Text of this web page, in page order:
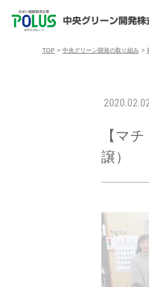
ポラスの分譲住
千葉県のポラスの分譲
今週の現地見学会
特集から探す
ご入居までの流れ
中央グリーン開
事例紹介
暮らしステキセミナー＆
暮らし情報マガジン「スマ
ハートフルご紹介制
アクセス
受賞実績
キャリア採用
TOP > 中央グリーン開発の取り組み >
【マ
譲）